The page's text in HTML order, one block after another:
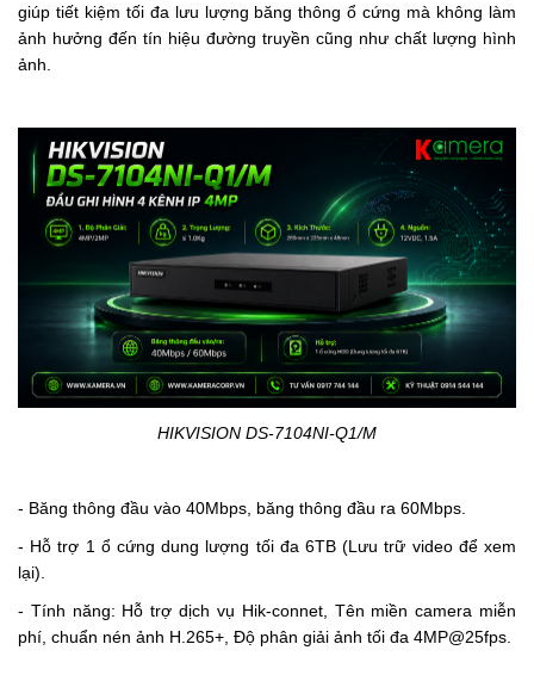
giúp tiết kiệm tối đa lưu lượng băng thông ổ cứng mà không làm
ảnh hưởng đến tín hiệu đường truyền cũng như chất lượng hình
ảnh.
HIKVISION DS-7104NI-Q1/M
- Băng thông đầu vào 40Mbps, băng thông đầu ra 60Mbps.
- Hỗ trợ 1 ổ cứng dung lượng tối đa 6TB (Lưu trữ video để xem
lại).
- Tính năng: Hỗ trợ dịch vụ Hik-connet, Tên miền camera miễn
phí, chuẩn nén ảnh H.265+, Độ phân giải ảnh tối đa 4MP@25fps.